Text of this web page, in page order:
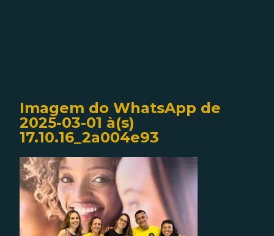
Imagem do WhatsApp de
2025-03-01 à(s)
17.10.16_2a004e93